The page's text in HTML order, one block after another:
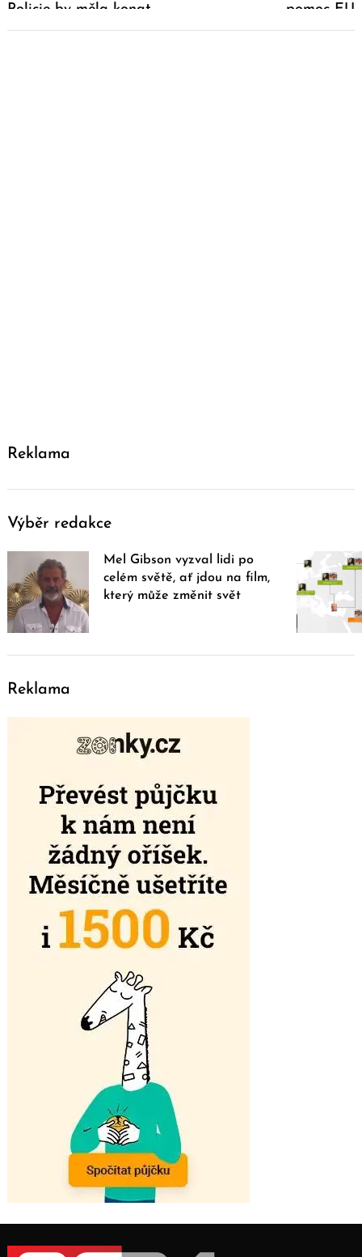
Policie by měla konat
pomoc EU
Reklama
Výběr redakce
Mel Gibson vyzval lidi po
celém světě, ať jdou na film,
který může změnit svět
Reklama